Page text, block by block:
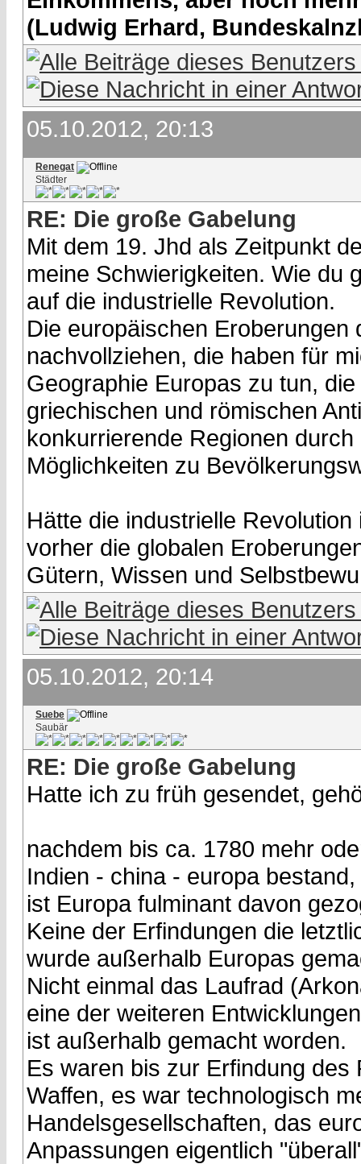
(Ludwig Erhard,
05.10.2012, 20:13
Renegat
Städter
RE: Die große Gabelung
Mit dem 19. Jhd als Zeitpunkt
meine Schwierigkeiten. Wie du
auf die industrielle Revolution.
Die europäischen
nachvollziehen, die haben für
Geographie Europas zu tun,
griechischen und römischen
konkurrierende Regionen
Möglichkeiten zu
Hätte die industrielle
vorher die globalen
Gütern, Wissen und
05.10.2012, 20:14
Suebe
Saubär
RE: Die große Gabelung
Hatte ich zu früh gesendet,
nachdem bis ca. 1780 mehr
Indien - china - europa bestand,
ist Europa fulminant davon
Keine der Erfindungen die
wurde außerhalb Europas
Nicht einmal das Laufrad
eine der weiteren
ist außerhalb gemacht worden.
Es waren bis zur Erfindung
Waffen, es war technologisch
Handelsgesellschaften, das
Anpassungen eigentlich